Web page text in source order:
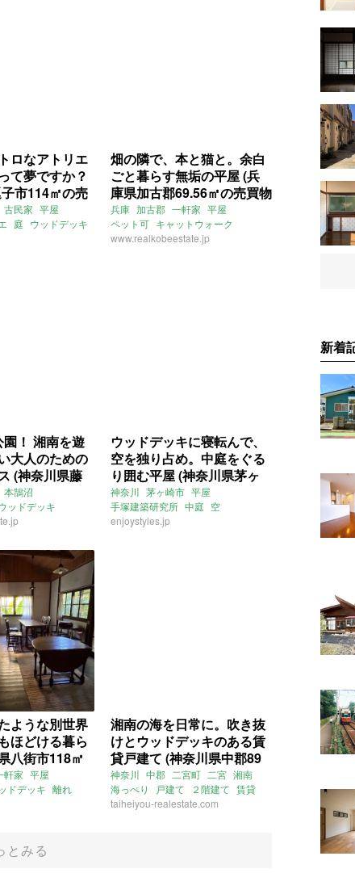
ロなアトリエ
て夢ですか？
市114㎡の売
古民家 平屋
庭 ウッドデッキ
畑の隣で、本と猫と。余白
ごと暮らす無垢の平屋 (兵
庫県加古郡69.56㎡の売買物
件)
兵庫 加古郡 一軒家 平屋
ペット可 キャットウォーク
ウッドデッキ 無垢床
www.realkobeestate.jp
！ 湘南を遊
大人のための
(神奈川県藤
貸物件)
本鵠沼
ッドデッキ
土間
ウッドデッキに寝転んで、
空を独り占め。中庭をぐる
り囲む平屋 (神奈川県茅ヶ
崎市103㎡の売買物件)
神奈川 茅ヶ崎市 平屋
手塚建築研究所 中庭 空
ウッドデッキ
enjoystyles.jp
ような別世界
ほどける暮ら
八街市118㎡
軒家 平屋
ドデッキ 離れ
湘南の海を日常に。吹き抜
けとウッドデッキのある賃
貸戸建て (神奈川県中郡89
㎡の賃貸物件)
神奈川 中郡 二宮町 二宮 湘南
海っぺり
戸建て ２階建て 賃貸
吹き抜け ウッドデッキ
taiheiyou-realestate.com
とみる
新着